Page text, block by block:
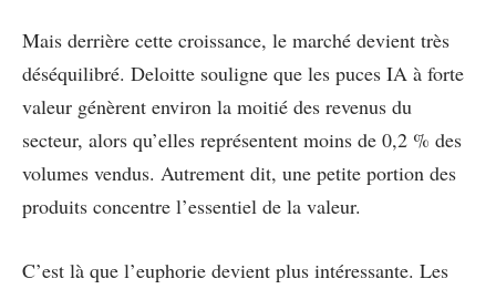
Mais derrière cette croissance, le marché devient très
déséquilibré. Deloitte souligne que les puces IA à forte
valeur génèrent environ la moitié des revenus du
secteur, alors qu’elles représentent moins de 0,2 % des
volumes vendus. Autrement dit, une petite portion des
produits concentre l’essentiel de la valeur.
C’est là que l’euphorie devient plus intéressante. Les